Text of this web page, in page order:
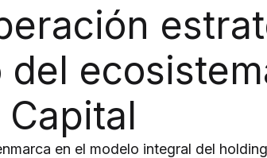
del
en el modelo integral del